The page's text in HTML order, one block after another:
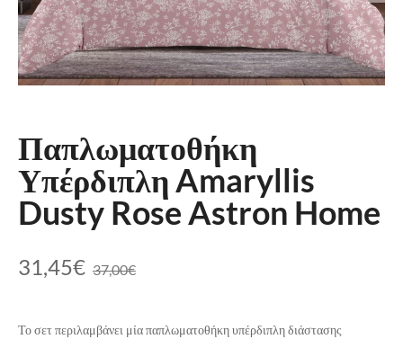
Παπλωματοθήκη
Υπέρδιπλη Amaryllis
Dusty Rose Astron Home
37,00€
31,45€
Το σετ περιλαμβάνει μία παπλωματοθήκη υπέρδιπλη διάστασης